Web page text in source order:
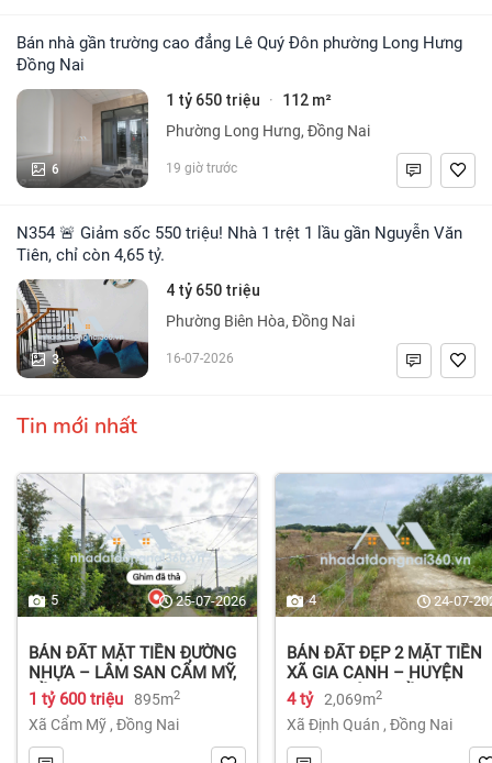
Bán nhà gần trường cao đẳng Lê Quý Đôn phường Long Hưng
Đồng Nai
6
1 tỷ 650 triệu · 112 m²
Phường Long Hưng, Đồng Nai
19 giờ trước
N354 🚨 Giảm sốc 550 triệu! Nhà 1 trệt 1 lầu gần Nguyễn Văn
Tiên, chỉ còn 4,65 tỷ.
3
4 tỷ 650 triệu
Phường Biên Hòa, Đồng Nai
16-07-2026
Tin mới nhất
5 25-07-2026
BÁN ĐẤT MẶT TIỀN ĐƯỜNG
NHỰA – LÂM SAN CẨM MỸ,
ĐỒNG NAI.
1 tỷ 600 triệu 895m2
Xã Cẩm Mỹ , Đồng Nai
4 24-07-
BÁN ĐẤT ĐẸP 2 MẶT TIỀN
XÃ GIA CANH – HUYỆN
ĐỊNH QUÁN – ĐỒNG NAI dt
2.069m² 4 tỷ
4 tỷ 2,069m2
Xã Định Quán , Đồng Nai